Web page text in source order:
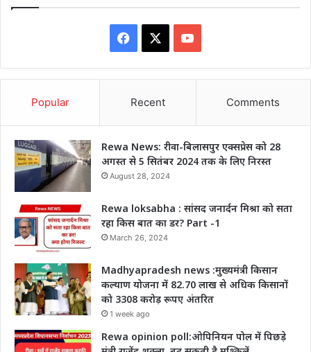
Facebook YouTube
Popular Recent Comments
Rewa News: रीवा-बिलासपुर एक्सप्रेस को 28
अगस्त से 5 सितंबर 2024 तक के लिए निरस्त
August 28, 2024
Rewa loksabha : सांसद जनार्दन मिश्रा को सता
रहा किस बात का डर? Part -1
March 26, 2024
Madhyapradesh news :मुख्यमंत्री किसान
कल्याण योजना में 82.70 लाख से अधिक किसानों
को 3308 करोड़ रूपए अंतरित
1 week ago
Rewa opinion poll:ओपिनियन पोल में पिछड़े